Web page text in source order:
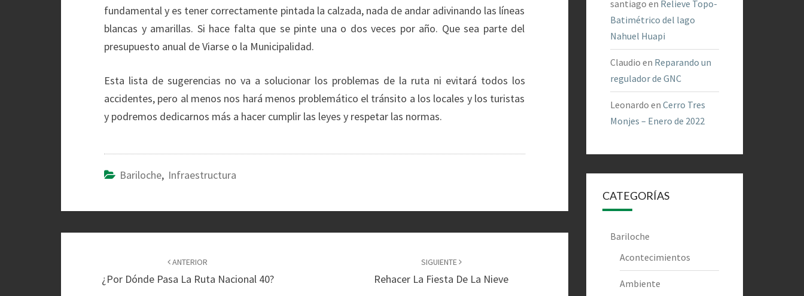
fundamental y es tener correctamente pintada la calzada, nada de andar adivinando las líneas
blancas y amarillas. Si hace falta que se pinte una o dos veces por año. Que sea parte del
presupuesto anual de Viarse o la Municipalidad.
Esta lista de sugerencias no va a solucionar los problemas de la ruta ni evitará todos los
accidentes, pero al menos nos hará menos problemático el tránsito a los locales y los turistas
y podremos dedicarnos más a hacer cumplir las leyes y respetar las normas.
Bariloche, Infraestructura
entradas
ANTERIOR
¿Por Dónde Pasa La Ruta Nacional 40?
SIGUIENTE
Rehacer La Fiesta De La Nieve
santiago en Relieve Topo-
Batimétrico del lago
Nahuel Huapi
Claudio en Reparando un
regulador de GNC
Leonardo en Cerro Tres
Monjes – Enero de 2022
CATEGORÍAS
Bariloche
Acontecimientos
Ambiente